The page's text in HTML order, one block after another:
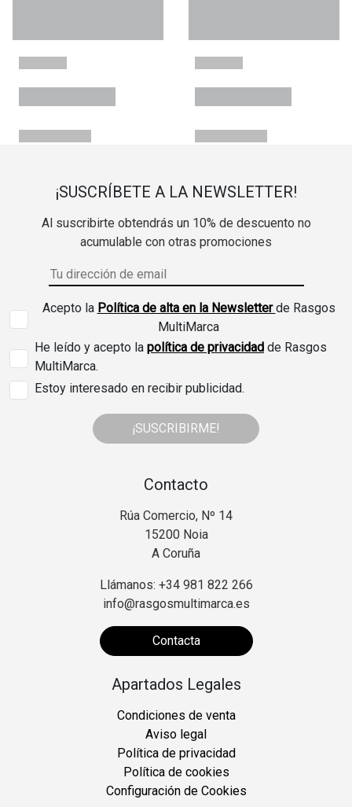
¡SUSCRÍBETE A LA NEWSLETTER!
Al suscribirte obtendrás un 10% de descuento no
acumulable con otras promociones
Acepto la Política de alta en la Newsletterde Rasgos
MultiMarca
He leído y acepto la política de privacidad de Rasgos
MultiMarca.
Estoy interesado en recibir publicidad.
¡SUSCRIBIRME!
Contacto
Rúa Comercio, Nº 14
15200 Noia
A Coruña
Llámanos: +34 981 822 266
info@rasgosmultimarca.es
Contacta
Apartados Legales
Condiciones de venta
Aviso legal
Política de privacidad
Política de cookies
Configuración de Cookies